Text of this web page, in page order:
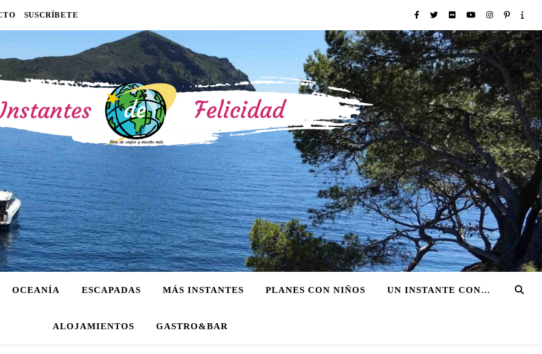
SUSCRÍBETE
OCEANÍA ESCAPADAS MÁS INSTANTES PLANES CON NIÑOS UN INSTANTE CON…
ALOJAMIENTOS GASTRO&BAR